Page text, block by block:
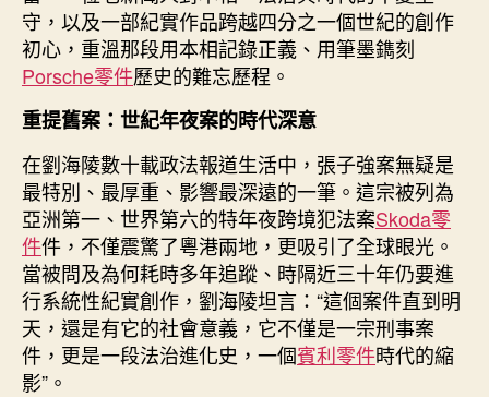
守，以及一部紀實作品跨越四分之一個世紀的創作
初心，重溫那段用本相記錄正義、用筆墨鐫刻
Porsche零件歷史的難忘歷程。
重提舊案：世紀年夜案的時代深意
在劉海陵數十載政法報道生活中，張子強案無疑是
最特別、最厚重、影響最深遠的一筆。這宗被列為
亞洲第一、世界第六的特年夜跨境犯法案Skoda零
件件，不僅震驚了粵港兩地，更吸引了全球眼光。
當被問及為何耗時多年追蹤、時隔近三十年仍要進
行系統性紀實創作，劉海陵坦言：“這個案件直到明
天，還是有它的社會意義，它不僅是一宗刑事案
件，更是一段法治進化史，一個賓利零件時代的縮
影”。